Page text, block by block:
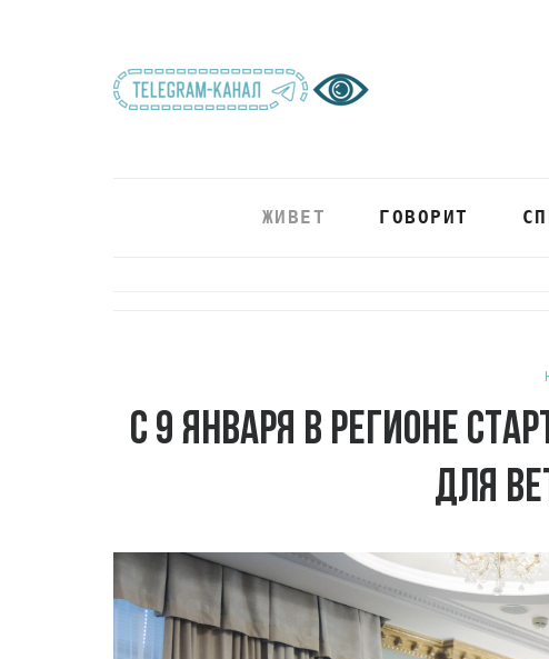
ЖИВЕТ ГОВОРИТ
С 9 января в регионе
для